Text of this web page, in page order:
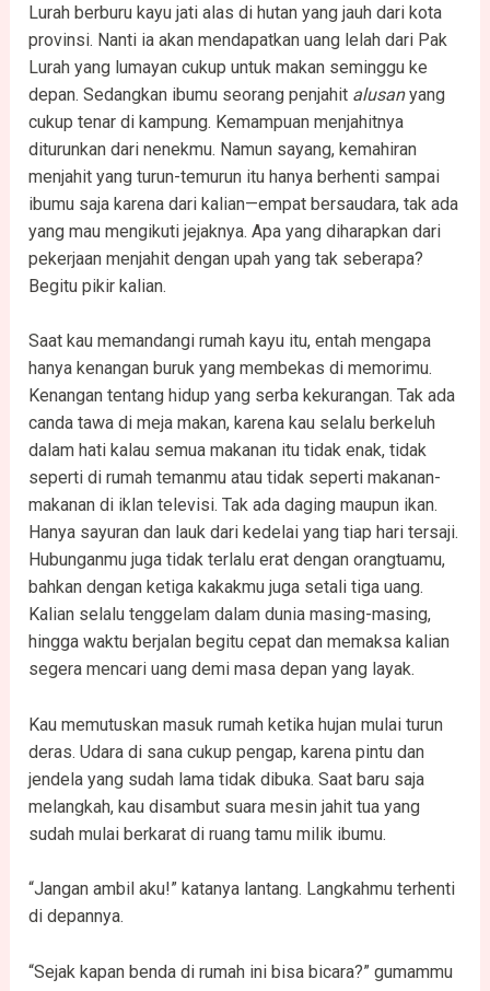
Lurah berburu kayu jati alas di hutan yang jauh dari kota
provinsi. Nanti ia akan mendapatkan uang lelah dari Pak
Lurah yang lumayan cukup untuk makan seminggu ke
depan. Sedangkan ibumu seorang penjahit alusanyang
cukup tenar di kampung. Kemampuan menjahitnya
diturunkan dari nenekmu. Namun sayang, kemahiran
menjahit yang turun-temurun itu hanya berhenti sampai
ibumu saja karena dari kalian—empat bersaudara, tak ada
yang mau mengikuti jejaknya. Apa yang diharapkan dari
pekerjaan menjahit dengan upah yang tak seberapa?
Begitu pikir kalian.
Saat kau memandangi rumah kayu itu, entah mengapa
hanya kenangan buruk yang membekas di memorimu.
Kenangan tentang hidup yang serba kekurangan. Tak ada
canda tawa di meja makan, karena kau selalu berkeluh
dalam hati kalau semua makanan itu tidak enak, tidak
seperti di rumah temanmu atau tidak seperti makanan-
makanan di iklan televisi. Tak ada daging maupun ikan.
Hanya sayuran dan lauk dari kedelai yang tiap hari tersaji.
Hubunganmu juga tidak terlalu erat dengan orangtuamu,
bahkan dengan ketiga kakakmu juga setali tiga uang.
Kalian selalu tenggelam dalam dunia masing-masing,
hingga waktu berjalan begitu cepat dan memaksa kalian
segera mencari uang demi masa depan yang layak.
Kau memutuskan masuk rumah ketika hujan mulai turun
deras. Udara di sana cukup pengap, karena pintu dan
jendela yang sudah lama tidak dibuka. Saat baru saja
melangkah, kau disambut suara mesin jahit tua yang
sudah mulai berkarat di ruang tamu milik ibumu.
“Jangan ambil aku!” katanya lantang. Langkahmu terhenti
di depannya.
“Sejak kapan benda di rumah ini bisa bicara?” gumammu